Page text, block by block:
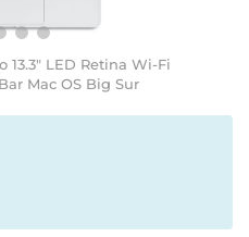
13.3" LED Retina Wi-Fi
Mac OS Big Sur